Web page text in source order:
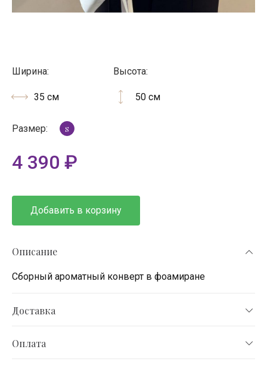
Ширина:
35 см
Высота:
50 см
Размер: S
4 390 ₽
Добавить в корзину
Описание
Сборный ароматный конверт в фоамиране
Доставка
Оплата